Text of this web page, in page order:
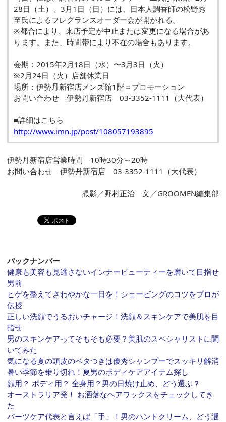
28日（土）、3月1日（日）には、日本人調香師の松野秀
至氏によるフレグランスオーダー会が開かれる。
※都合により、来店予定が中止または変更になる場合があ
ります。また、時間帯により不在の場合もあります。
会期：2015年2月18日（水）〜3月3日（火）
※2月24日（火）店舗休業日
場所：伊勢丹新宿店メンズ館1階＝プロモーション
お問い合わせ 伊勢丹新宿店 03-3352-1111（大代表）
■詳細はこちら
http://www.imn.jp/post/108057193895
伊勢丹新宿店営業時間 10時30分～20時
お問い合わせ 伊勢丹新宿店 03-3352-1111（大代表）
撮影／野村正治 文／GROOMEN編集部
バックナンバー
健康も美容も見逃さないインナービューティーを磨いて目指せ
男前
ヒゲを整えてさわやかな一日を！シェービングのコツをプロが
伝授
正しい洗顔でうるおいチャージ！洗顔＆スキンケアで美肌を目
指せ
男のスキンケアってそもそも必要？美肌のスペシャリストに聞
いてみた
気になる夏の頭皮のベタつきは優秀シャンプーでスッキリ解消
暑い季節を乗り切れ！夏男のボディケアアイテム探し
顔用？ ボディ用？ 全身用？男の日焼け止め、どう選ぶ？
オーストラリア発！ お洒落なヘアワックスをチェックしてき
た
パーツケア代表と言えば「手」！男のハンドクリーム、どう選